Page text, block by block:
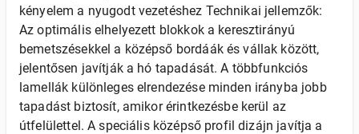
kényelem a nyugodt vezetéshez Technikai jellemzők:
Az optimális elhelyezett blokkok a keresztirányú
bemetszésekkel a középső bordáák és vállak között,
jelentősen javítják a hó tapadását. A többfunkciós
lamellák különleges elrendezése minden irányba jobb
tapadást biztosít, amikor érintkezésbe kerül az
útfelülettel. A speciális középső profil dizájn javítja a